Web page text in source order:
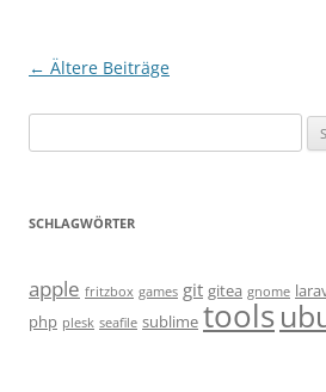
Beitragsnavigation
← Ältere Beiträge
nach:
SCHLAGWÖRTER
apple fritzbox games git gitea gnome
php plesk seafile sublime tools